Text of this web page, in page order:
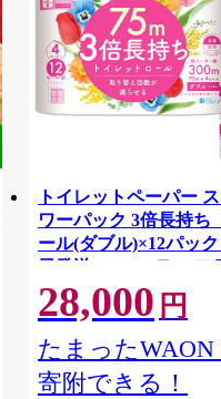
トイレットペーパー
ワーパック 3倍長持ち
ール(ダブル)×12パッ
日発送 [スコッティ フ
トイレットペーパー 日
ア] 秋田県秋田市
28,000 円
たまったWAON
寄附できる！